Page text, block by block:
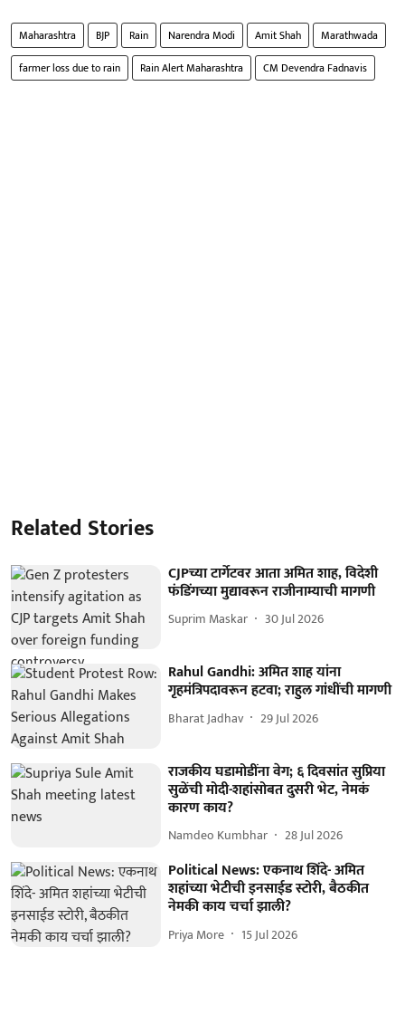
Maharashtra BJP Rain Narendra Modi Amit Shah
Marathwada
farmer loss due to rain
Rain Alert Maharashtra CM Devendra Fadnavis
Related Stories
CJPच्या टार्गेटवर आता अमित शाह, विदेशी
फंडिंगच्या मुद्यावरून राजीनाम्याची मागणी
Suprim Maskar 30 Jul 2026
Rahul Gandhi: अमित शाह यांना
गृहमंत्रिपदावरून हटवा; राहुल गांधींची मागणी
Bharat Jadhav 29 Jul 2026
राजकीय घडामोडींना वेग; ६ दिवसांत सुप्रिया
सुळेंची मोदी-शहांसोबत दुसरी भेट, नेमकं
कारण काय?
Namdeo Kumbhar 28 Jul 2026
Political News: एकनाथ शिंदे- अमित
शहांच्या भेटीची इनसाईड स्टोरी, बैठकीत
नेमकी काय चर्चा झाली?
Priya More 15 Jul 2026